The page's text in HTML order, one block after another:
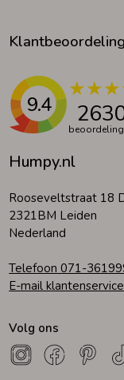
Humpy.nl
Rooseveltstraat 18
2321BM Leiden
Nederland
Telefoon 071-
E-mail
9.4
Volg ons